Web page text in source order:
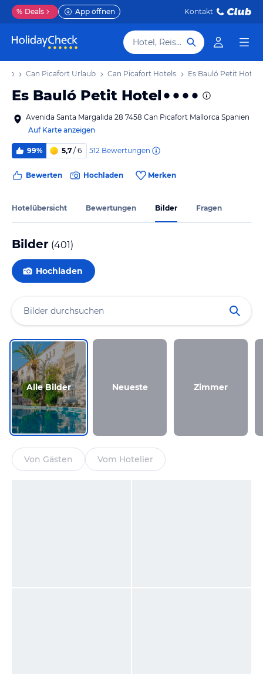
% Deals App öffnen Kontakt
Hotel, Reiseziel
Can Picafort Urlaub Can Picafort Hotels Es Bauló Petit Hotel
Es Bauló Petit Hotel
Avenida Santa Margalida 28 7458 Can Picafort Mallorca Spanien
Auf Karte anzeigen
99% 5,7 / 6 512 Bewertungen
Bewerten Hochladen Merken
Hotelübersicht Bewertungen Bilder Fragen
Bilder (401)
Hochladen
Alle Bilder Neueste Zimmer
Von Gästen Vom Hotelier